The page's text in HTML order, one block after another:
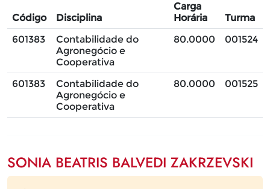
Código Disciplina
Carga
Horária
Turma
601383
Contabilidade do
Agronegócio e
Cooperativa
80.0000 001524
601383
Contabilidade do
Agronegócio e
Cooperativa
80.0000 001525
SONIA BEATRIS BALVEDI ZAKRZEVSKI